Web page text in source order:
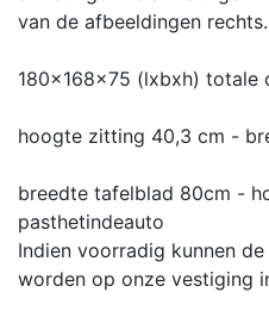
van de afbeeldingen rechts.
180x168x75 (lxbxh) totale
hoogte zitting 40,3 cm -
breedte tafelblad 80cm -
pasthetindeauto
Indien voorradig kunnen
worden op onze vestiging